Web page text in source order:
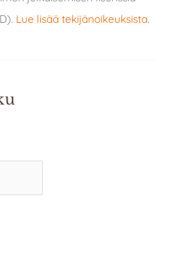
Lue lisää tekijänoikeuksista.